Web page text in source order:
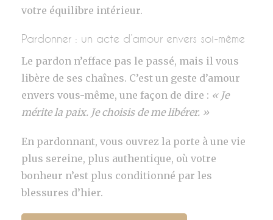
votre équilibre intérieur.
Pardonner : un acte d’amour envers soi-même
Le pardon n’efface pas le passé, mais il vous
libère de ses chaînes. C’est un geste d’amour
envers vous-même, une façon de dire : « Je
mérite la paix. Je choisis de me libérer. »
En pardonnant, vous ouvrez la porte à une vie
plus sereine, plus authentique, où votre
bonheur n’est plus conditionné par les
blessures d’hier.